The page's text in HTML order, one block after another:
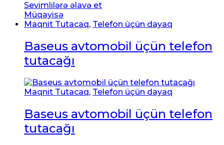
Sevimlilərə əlavə et
Müqayisə
Maqnit Tutacaq, Telefon üçün dayaq
Baseus avtomobil üçün telefon
tutacağı
Maqnit Tutacaq, Telefon üçün dayaq
Baseus avtomobil üçün telefon
tutacağı